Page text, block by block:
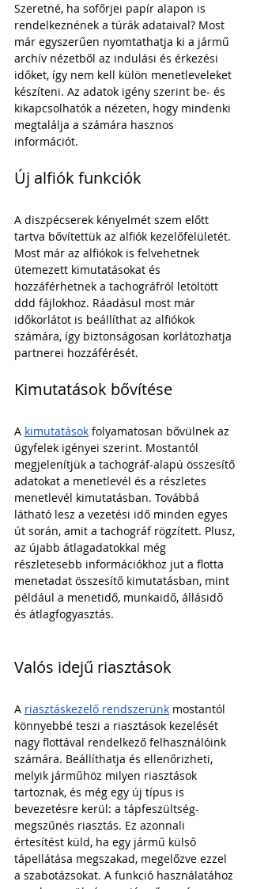
Szeretné, ha sofőrjei papír alapon is
rendelkeznének a túrák adataival? Most
már egyszerűen nyomtathatja ki a jármű
archív nézetből az indulási és érkezési
időket, így nem kell külön menetleveleket
készíteni. Az adatok igény szerint be- és
kikapcsolhatók a nézeten, hogy mindenki
megtalálja a számára hasznos
információt.
Új alfiók funkciók
A diszpécserek kényelmét szem előtt
tartva bővítettük az alfiók kezelőfelületét.
Most már az alfiókok is felvehetnek
ütemezett kimutatásokat és
hozzáférhetnek a tachográfról letöltött
ddd fájlokhoz. Ráadásul most már
időkorlátot is beállíthat az alfiókok
számára, így biztonságosan korlátozhatja
partnerei hozzáférését.
Kimutatások bővítése
A kimutatások folyamatosan bővülnek az
ügyfelek igényei szerint. Mostantól
megjelenítjük a tachográf-alapú összesítő
adatokat a menetlevél és a részletes
menetlevél kimutatásban. Továbbá
látható lesz a vezetési idő minden egyes
út során, amit a tachográf rögzített. Plusz,
az újabb átlagadatokkal még
részletesebb információkhoz jut a flotta
menetadat összesítő kimutatásban, mint
például a menetidő, munkaidő, állásidő
és átlagfogyasztás.
Valós idejű riasztások
A riasztáskezelő rendszerünk mostantól
könnyebbé teszi a riasztások kezelését
nagy flottával rendelkező felhasználóink
számára. Beállíthatja és ellenőrizheti,
melyik járműhöz milyen riasztások
tartoznak, és még egy új típus is
bevezetésre kerül: a tápfeszültség-
megszűnés riasztás. Ez azonnali
értesítést küld, ha egy jármű külső
tápellátása megszakad, megelőzve ezzel
a szabotázsokat. A funkció használatához